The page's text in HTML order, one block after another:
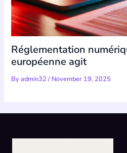
Réglementation
européenne agit
Byadmin32/ November 19, 2025